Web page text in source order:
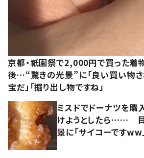
京都・祇園祭で2,000円で買った
後…“驚きの光景”に「良い買い物さ
宝だ」「掘り出し物ですね」
ミスドでドーナツを購
けようとしたら……
景に「サイコーですww